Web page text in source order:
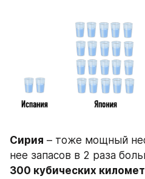
Сирия – тоже мощный
300 кубических